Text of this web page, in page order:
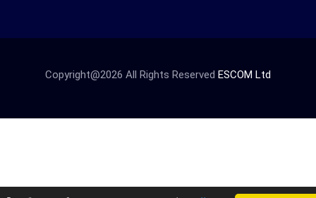
Copyright@2026 All Rights Reserved ESCOM Ltd